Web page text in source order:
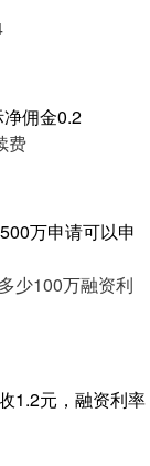
佣金0.2
费
万申请可以申
少100万融资利
1.2元，融资利率